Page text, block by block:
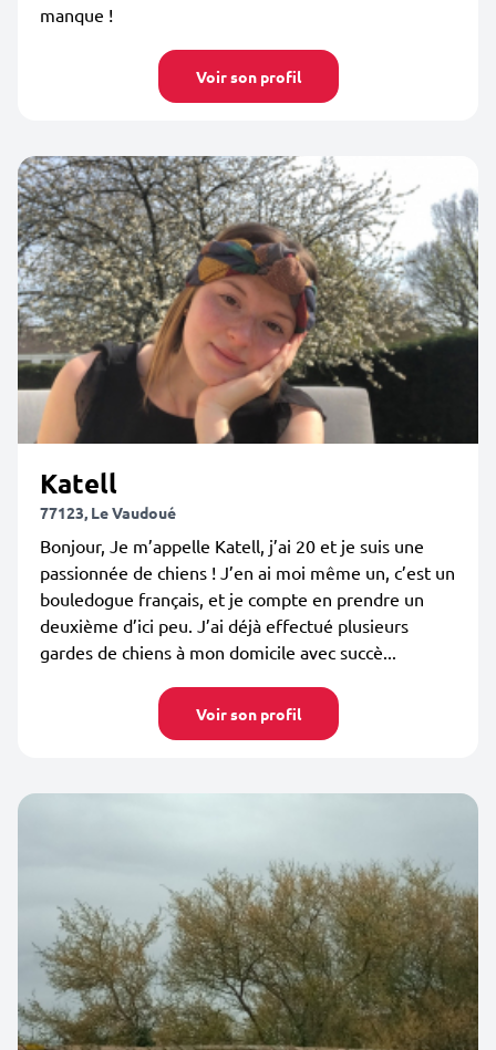
manque !
Voir son profil
Katell
77123, Le Vaudoué
Bonjour, Je m’appelle Katell, j’ai 20 et je suis une
passionnée de chiens ! J’en ai moi même un, c’est un
bouledogue français, et je compte en prendre un
deuxième d’ici peu. J’ai déjà effectué plusieurs
gardes de chiens à mon domicile avec succè...
Voir son profil